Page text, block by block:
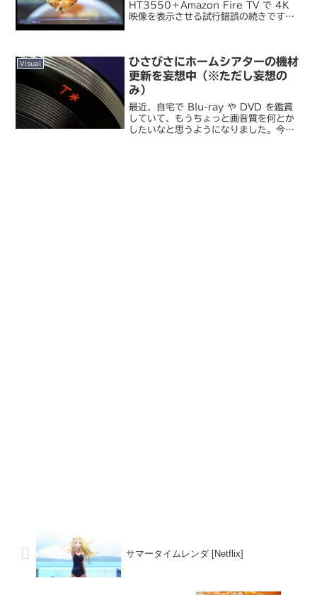
HT3550＋Amazon Fire TV で 4K
映像を表示させる試行錯誤の続きです。
こで...
Visual
ひさびさにホームシアターの機材
更新を妄想中（※ただし妄想の
み）
最近、自宅で Blu-ray や DVD を鑑賞
していて、もうちょっと画音質を何とか
したいなと思うようになりました。今は
サマータイムレンダ [Netflix]